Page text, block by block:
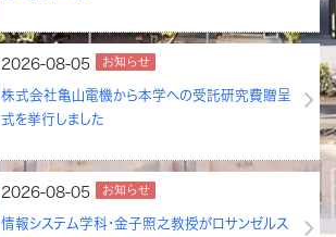
2026-08-05 お知らせ
株式会社亀山電機から本学への受託研究費贈呈
式を挙行しました
2026-08-05 お知らせ
情報システム学科・金子照之教授がロサンゼルス